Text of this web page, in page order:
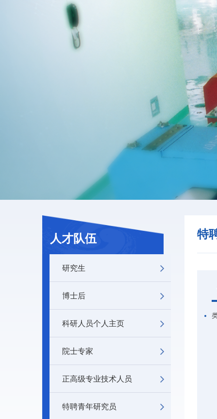
人才队伍
研究生
博士后
科研人员个人主页
院士专家
正高级专业技术人员
特聘青年研究员
特